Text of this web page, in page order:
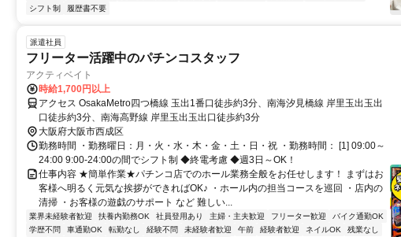
シフト制
履歴書不要
派遣社員
フリーター活躍中のパチンコスタッフ
アクティベイト
時給1,700円以上
アクセス OsakaMetro四つ橋線 玉出1番口徒歩約3分、南海汐見橋線 岸里玉出玉出
口徒歩約3分、南海高野線 岸里玉出玉出口徒歩約3分
大阪府大阪市西成区
勤務時間 ・勤務曜日：月・火・水・木・金・土・日・祝 ・勤務時間： [1] 09:00～
24:00 9:00-24:00の間でシフト制 ◆終電考慮 ◆週3日～OK！
仕事内容 ★簡単作業★パチンコ店でのホール業務全般をお任せします！ まずはお
客様へ明るく元気な挨拶ができればOK♪ ・ホール内の担当コースを巡回 ・店内の
清掃 ・お客様の遊戯のサポート など 難しい...
業界未経験者歓迎 扶養内勤務OK 社員登用あり 主婦・主夫歓迎 フリーター歓迎
バイク通勤OK
学歴不問
車通勤OK 転勤なし 経験不問 未経験者歓迎 午前 経験者歓迎 ネイルOK
残業なし